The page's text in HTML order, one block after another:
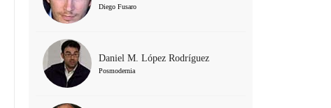
Diego Fusaro
Daniel M. López Rodríguez
Posmodernia